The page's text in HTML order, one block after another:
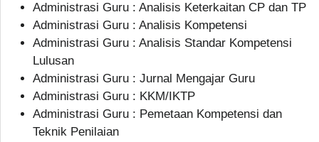
Administrasi Guru : Analisis Keterkaitan CP dan TP
Administrasi Guru : Analisis Kompetensi
Administrasi Guru : Analisis Standar Kompetensi
Lulusan
Administrasi Guru : Jurnal Mengajar Guru
Administrasi Guru : KKM/IKTP
Administrasi Guru : Pemetaan Kompetensi dan
Teknik Penilaian